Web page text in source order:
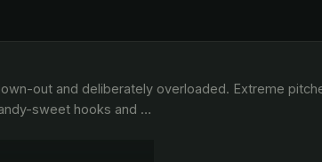
sweet hooks and …